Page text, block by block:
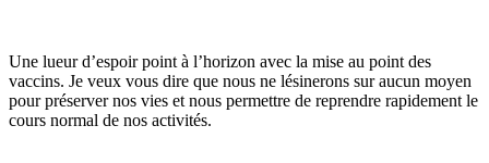
Une lueur d’espoir point à l’horizon avec la mise au point des
vaccins. Je veux vous dire que nous ne lésinerons sur aucun moyen
pour préserver nos vies et nous permettre de reprendre rapidement le
cours normal de nos activités.